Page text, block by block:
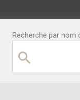
Recherche par nom